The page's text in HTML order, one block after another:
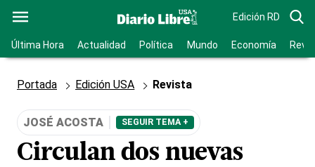
Edición RD
Última Hora Actualidad Política Mundo Economía
Portada Edición USA Revista
JOSÉ ACOSTA SEGUIR TEMA +
Circulan dos nuevas